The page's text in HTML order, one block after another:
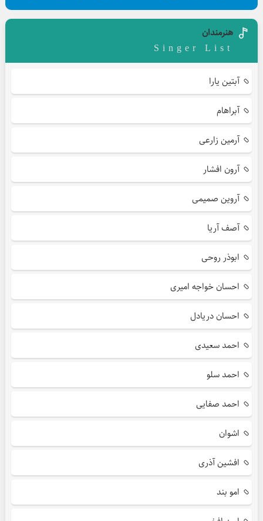
هنرمندان
Singer List
آبتین یارا
آبراهام
آرمین زارعی
آرون افشار
آروین صمیمی
آصف آریا
ابوذر روحی
احسان خواجه امیری
احسان دریادل
احمد سعیدی
احمد سلو
احمد صفایی
اشوان
افشین آذری
امو بند